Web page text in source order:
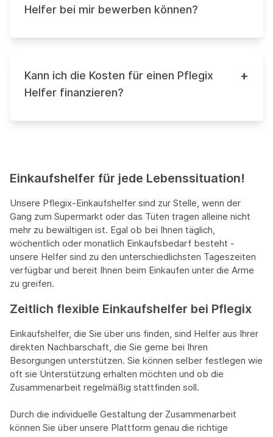
Helfer bei mir bewerben können?
Kann ich die Kosten für einen Pflegix
Helfer finanzieren?
+
Einkaufshelfer für jede Lebenssituation!
Unsere Pflegix-Einkaufshelfer sind zur Stelle, wenn der
Gang zum Supermarkt oder das Tüten tragen alleine nicht
mehr zu bewältigen ist. Egal ob bei Ihnen täglich,
wöchentlich oder monatlich Einkaufsbedarf besteht -
unsere Helfer sind zu den unterschiedlichsten Tageszeiten
verfügbar und bereit Ihnen beim Einkaufen unter die Arme
zu greifen.
Zeitlich flexible Einkaufshelfer bei Pflegix
Einkaufshelfer, die Sie über uns finden, sind Helfer aus Ihrer
direkten Nachbarschaft, die Sie gerne bei Ihren
Besorgungen unterstützen. Sie können selber festlegen wie
oft sie Unterstützung erhalten möchten und ob die
Zusammenarbeit regelmäßig stattfinden soll.
Durch die individuelle Gestaltung der Zusammenarbeit
können Sie über unsere Plattform genau die richtige